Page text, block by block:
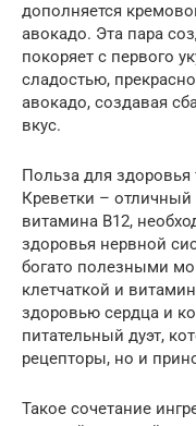
дополняется
авокадо. Эта пара
покоряет с первого
сладостью,
авокадо, создавая
вкус.
Польза для здоровья
Креветки – отличный
витамина B12,
здоровья нервной
богато полезными
клетчаткой и
здоровью сердца и
питательный дуэт,
рецепторы, но и
Такое сочетание